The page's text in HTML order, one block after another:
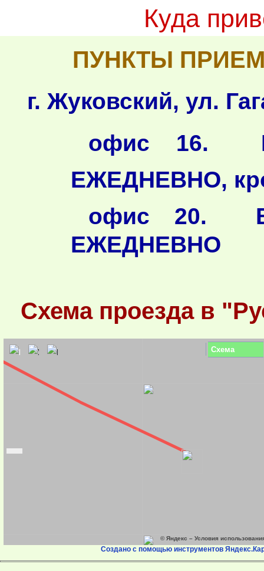
Куда
ПУНКТЫ
г. Жуковский, ул.
офис 16.
ЕЖЕДНЕВНО,
офис 20.
ЕЖЕДНЕВНО
Схема проезда в
© Яндекс – Условия
Схема
Создано с помощью инструментов